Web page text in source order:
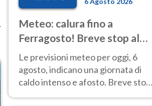
Meteo: calura fino a
Ferragosto! Breve stop al
Nord tra 7 e 9 agosto
Le previsioni meteo per oggi, 6
agosto, indicano una giornata di
caldo intenso e afosto. Breve stop